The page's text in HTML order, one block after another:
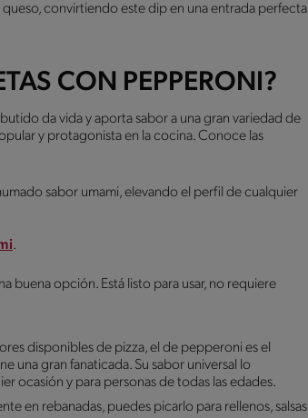
convirtiendo este dip en una entrada perfecta
CON PEPPERONI?
da vida y aporta sabor a una gran variedad de
y protagonista en la cocina. Conoce las
sabor umami, elevando el perfil de cualquier
.
buena opción. Está listo para usar, no requiere
disponibles de pizza, el de pepperoni es el
una gran fanaticada. Su sabor universal lo
ocasión y para personas de todas las edades.
en rebanadas, puedes picarlo para rellenos, salsas